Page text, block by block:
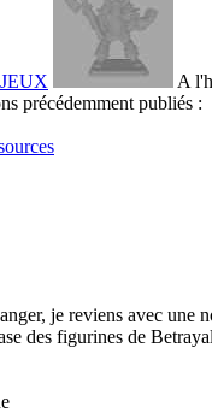
A
précédemment
je reviens avec une
des figurines de